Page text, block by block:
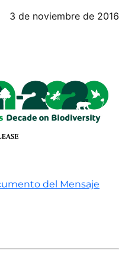
3 de noviembre de 2016
del Mensaje